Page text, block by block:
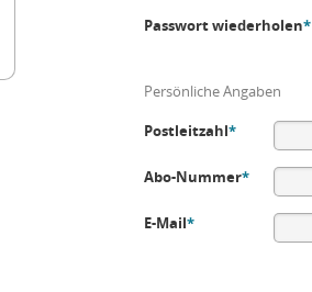
Passwort wiederholen*
Persönliche Angaben
Postleitzahl*
Abo-Nummer*
E-Mail*